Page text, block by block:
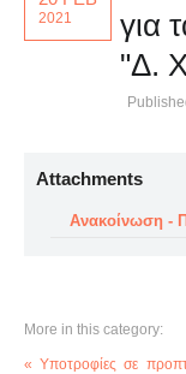
2021
για
"Δ.
Attachments
Ανακοίνωση -
More in this category:
« Υποτροφίες σε